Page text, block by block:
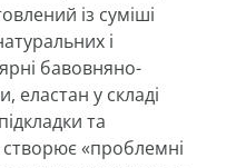
із суміші
і
бавовняно-
еластан у складі
та
«проблемні